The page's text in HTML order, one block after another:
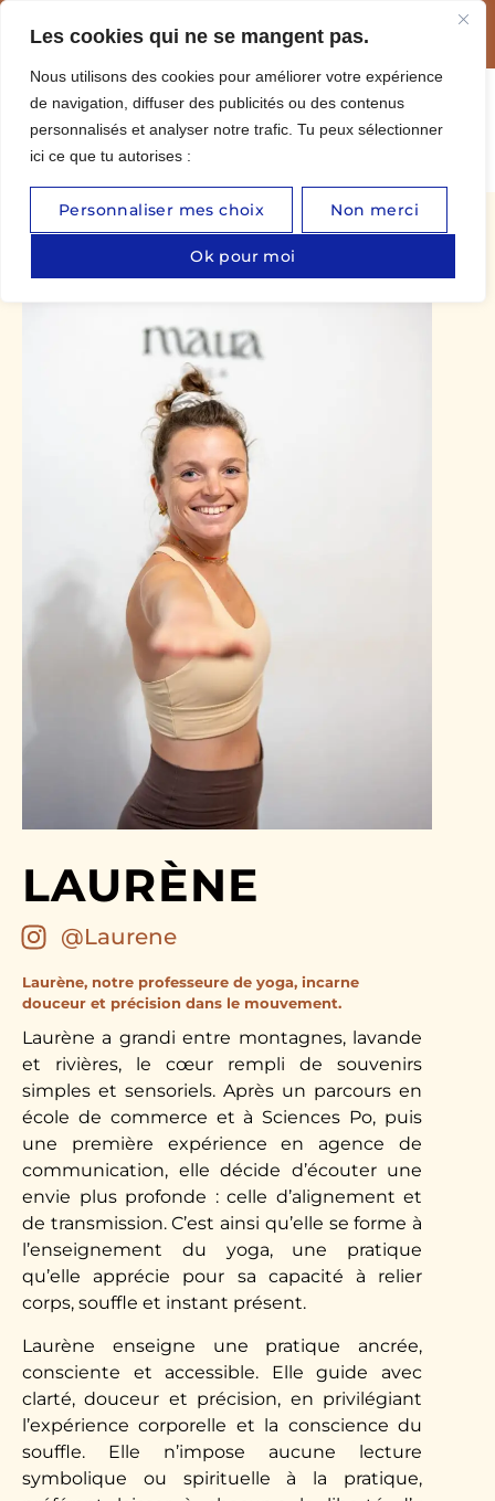
Les cookies qui ne se mangent pas.
Nous utilisons des cookies pour améliorer votre expérience
de navigation, diffuser des publicités ou des contenus
personnalisés et analyser notre trafic. Tu peux sélectionner
ici ce que tu autorises :
Personnaliser mes choix Non merci
Ok pour moi
MON
LAURÈNE
@Laurene
Laurène, notre professeure de yoga, incarne
douceur et précision dans le mouvement.
Laurène a grandi entre montagnes, lavande
et rivières, le cœur rempli de souvenirs
simples et sensoriels. Après un parcours en
école de commerce et à Sciences Po, puis
une première expérience en agence de
communication, elle décide d’écouter une
envie plus profonde : celle d’alignement et
de transmission. C’est ainsi qu’elle se forme à
l’enseignement du yoga, une pratique
qu’elle apprécie pour sa capacité à relier
corps, souffle et instant présent.
Laurène enseigne une pratique ancrée,
consciente et accessible. Elle guide avec
clarté, douceur et précision, en privilégiant
l’expérience corporelle et la conscience du
souffle. Elle n’impose aucune lecture
symbolique ou spirituelle à la pratique,